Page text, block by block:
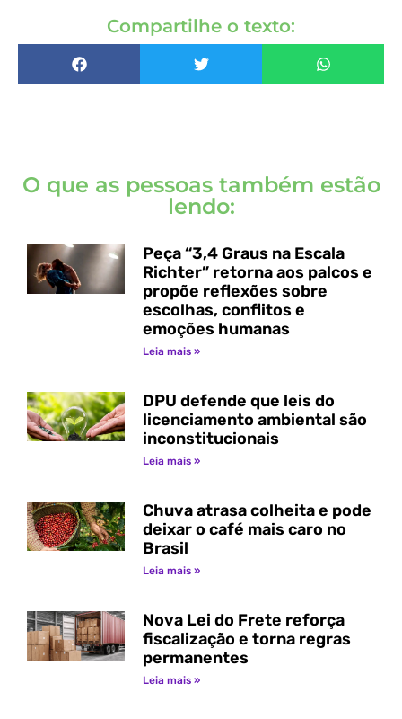
Compartilhe o texto:
O que as pessoas também estão
lendo:
Peça “3,4 Graus na Escala
Richter” retorna aos palcos e
propõe reflexões sobre
escolhas, conflitos e
emoções humanas
Leia mais »
DPU defende que leis do
licenciamento ambiental são
inconstitucionais
Leia mais »
Chuva atrasa colheita e pode
deixar o café mais caro no
Brasil
Leia mais »
Nova Lei do Frete reforça
fiscalização e torna regras
permanentes
Leia mais »